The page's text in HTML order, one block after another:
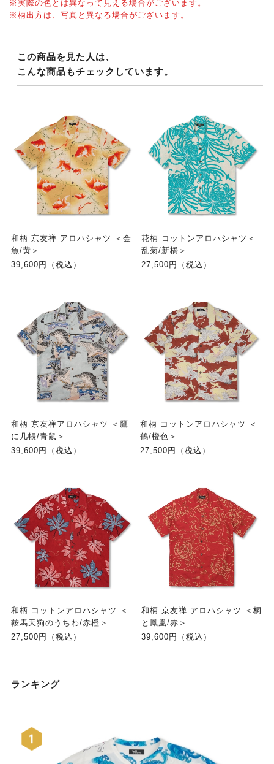
※実際の色とは異なって見える場合がございます。
※柄出方は、写真と異なる場合がございます。
この商品を見た人は、
こんな商品もチェックしています。
和柄 京友禅 アロハシャツ ＜金
魚/黄＞
39,600円（税込）
花柄 コットンアロハシャツ＜
乱菊/新橋＞
27,500円（税込）
和柄 京友禅アロハシャツ ＜鷹
に几帳/青鼠＞
39,600円（税込）
和柄 コットンアロハシャツ ＜
鶴/橙色＞
27,500円（税込）
和柄 コットンアロハシャツ ＜
鞍馬天狗のうちわ/赤橙＞
27,500円（税込）
和柄 京友禅 アロハシャツ ＜桐
と鳳凰/赤＞
39,600円（税込）
ランキング